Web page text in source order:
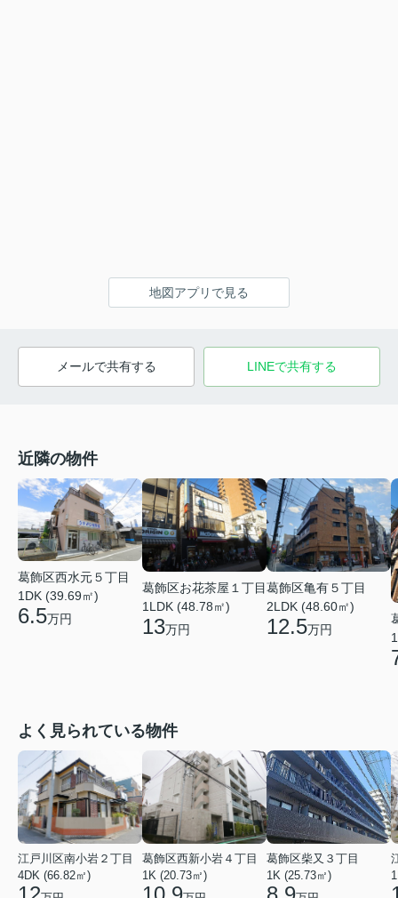
地図アプリで見る
メールで共有する LINEで共有する
近隣の物件
葛飾区西水元５丁目
1DK (39.69㎡)
6.5万円
葛飾区お花茶屋１丁目
1LDK (48.78㎡)
13万円
葛飾区亀有５丁目
2LDK (48.60㎡)
12.5万円
よく見られている物件
江戸川区南小岩２丁目
4DK (66.82㎡)
葛飾区西新小岩４丁目
1K (20.73㎡)
葛飾区柴又３丁目
1K (25.73㎡)